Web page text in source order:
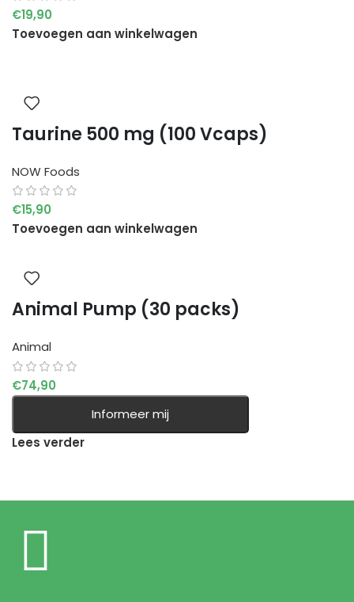
€19,90
Toevoegen aan winkelwagen
Taurine 500 mg (100 Vcaps)
NOW Foods
€15,90
Toevoegen aan winkelwagen
Animal Pump (30 packs)
Animal
€74,90
Informeer mij
Lees verder